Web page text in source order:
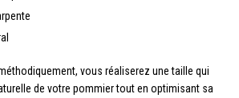
vous réaliserez une taille qui
de votre pommier tout en optimisant sa